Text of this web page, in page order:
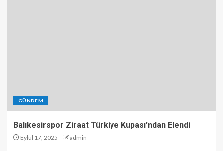
GÜNDEM
Balıkesirspor Ziraat Türkiye Kupası’ndan Elendi
Eylül 17, 2025 admin